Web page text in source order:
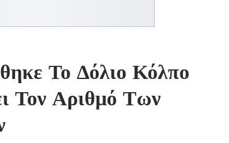
Το Δόλιο Κόλπο
Τον Αριθμό Των